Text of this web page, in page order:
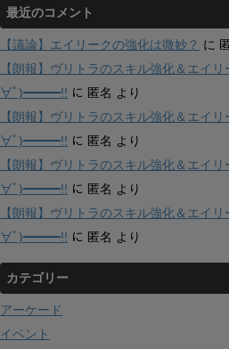
最近のコメント
【議論】エイリークの強化は微妙？ に
【朗報】ヴリトラのスキル強化＆エイ
∀ﾟ)━━━!! に 匿名 より
【朗報】ヴリトラのスキル強化＆エイ
∀ﾟ)━━━!! に 匿名 より
【朗報】ヴリトラのスキル強化＆エイ
∀ﾟ)━━━!! に 匿名 より
【朗報】ヴリトラのスキル強化＆エイ
∀ﾟ)━━━!! に 匿名 より
カテゴリー
アーケード
イベント